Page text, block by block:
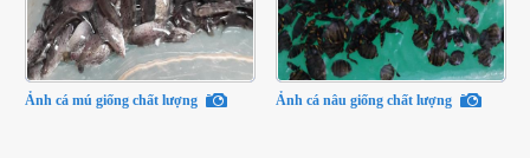
Ảnh cá mú giống chất lượng Ảnh cá nâu giống chất lượng